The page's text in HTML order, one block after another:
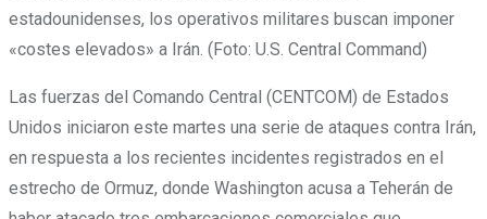
estadounidenses, los operativos militares buscan imponer
«costes elevados» a Irán. (Foto: U.S. Central Command)
Las fuerzas del Comando Central (CENTCOM) de Estados
Unidos iniciaron este martes una serie de ataques contra Irán,
en respuesta a los recientes incidentes registrados en el
estrecho de Ormuz, donde Washington acusa a Teherán de